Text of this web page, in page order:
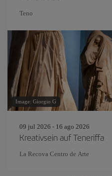
Teno
Image: Giorgio G
09 jul 2026 - 16 ago 2026
Kreativsein auf Teneriffa
La Recova Centro de Arte